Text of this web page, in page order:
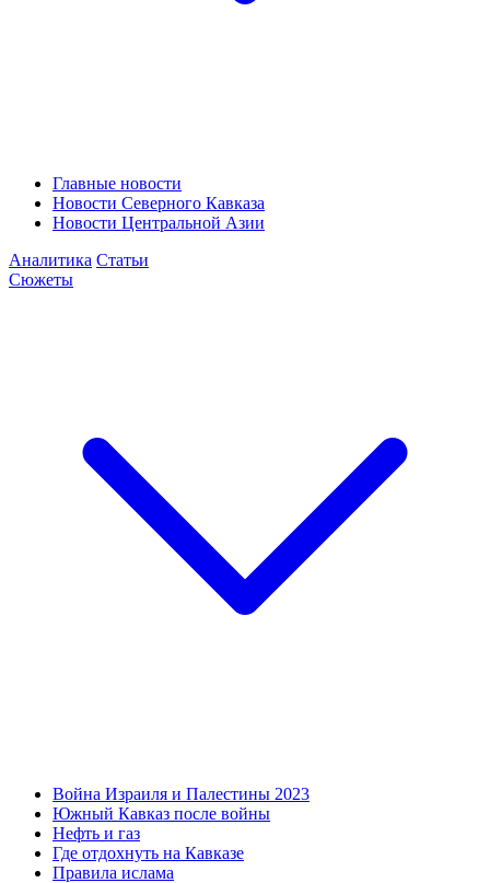
Главные новости
Новости Северного Кавказа
Новости Центральной Азии
Аналитика Статьи
Сюжеты
Война Израиля и Палестины 2023
Южный Кавказ после войны
Нефть и газ
Где отдохнуть на Кавказе
Правила ислама